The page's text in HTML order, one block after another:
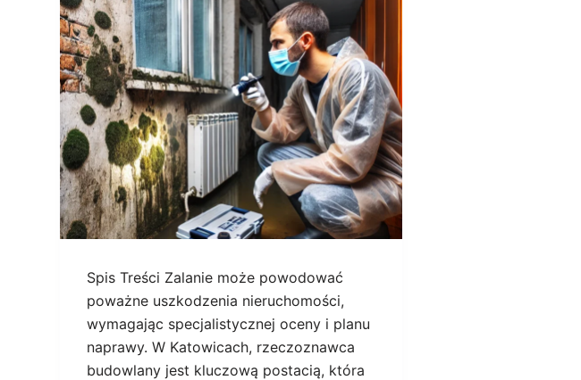
Spis Treści Zalanie może powodować
poważne uszkodzenia nieruchomości,
wymagając specjalistycznej oceny i planu
naprawy. W Katowicach, rzeczoznawca
budowlany jest kluczową postacią, która